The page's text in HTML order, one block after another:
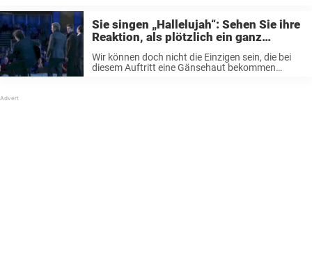
Sie singen „Hallelujah“: Sehen Sie ihre
Reaktion, als plötzlich ein ganz
Bühne schreitet
Wir können doch nicht die Einzigen sein, die bei
diesem Auftritt eine Gänsehaut bekommen